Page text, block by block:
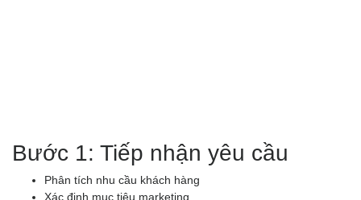
Bước 1: Tiếp nhận yêu cầu
Phân tích nhu cầu khách hàng
Xác định mục tiêu marketing